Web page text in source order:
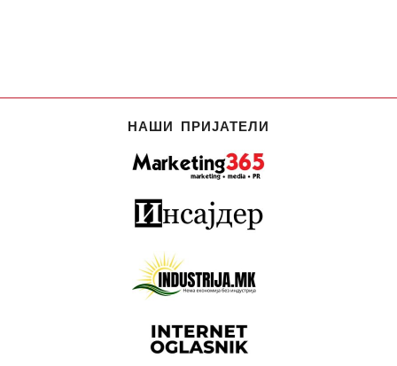
НАШИ ПРИЈАТЕЛИ